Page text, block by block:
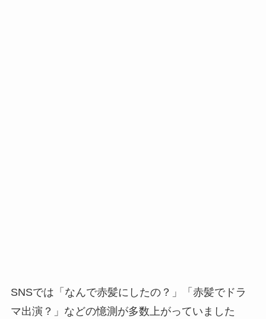
SNSでは「なんで赤髪にしたの？」「赤髪でドラ
マ出演？」などの憶測が多数上がっていました